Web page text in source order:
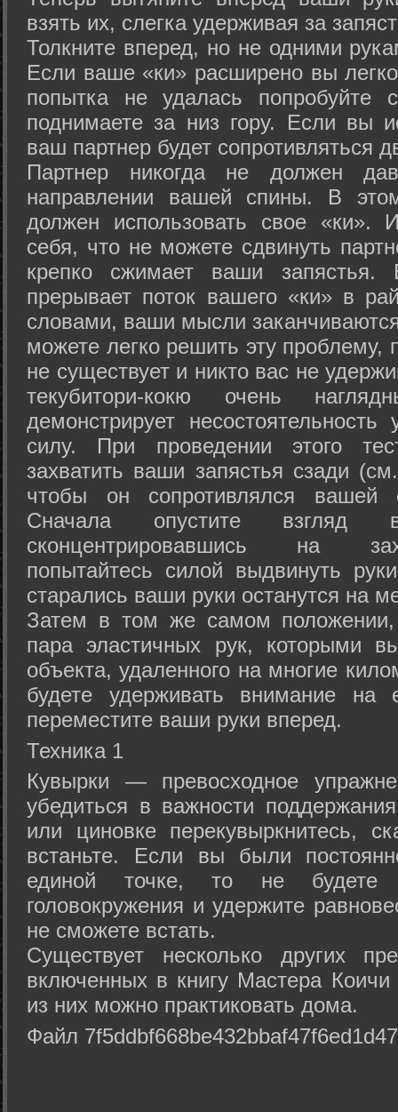
взять их, слегка удерживая за
Толкните вперед, но не одними
Если ваше «ки» расширено вы
попытка не удалась попробуйте
поднимаете за низ гору. Если вы
ваш партнер будет сопротивляться
Партнер никогда не должен
направлении вашей спины. В
должен использовать свое «ки».
себя, что не можете сдвинуть
крепко сжимает ваши запястья.
прерывает поток вашего «ки» в
словами, ваши мысли
можете легко решить эту проблему,
не существует и никто вас не
текубитори-кокю очень
демонстрирует
силу. При проведении этого
захватить ваши запястья сзади
чтобы он сопротивлялся вашей
Сначала опустите
сконцентрировавшись на
попытайтесь силой выдвинуть
старались ваши руки останутся на
Затем в том же самом положении,
пара эластичных рук, которыми
объекта, удаленного на многие
будете удерживать внимание на
переместите ваши руки вперед.
Техника 1
Кувырки — превосходное
убедиться в важности
или циновке перекувыркнитесь,
встаньте. Если вы были
единой точке, то не будете
головокружения и удержите
не сможете встать.
Существует несколько других
включенных в книгу Мастера
из них можно практиковать дома.
Файл